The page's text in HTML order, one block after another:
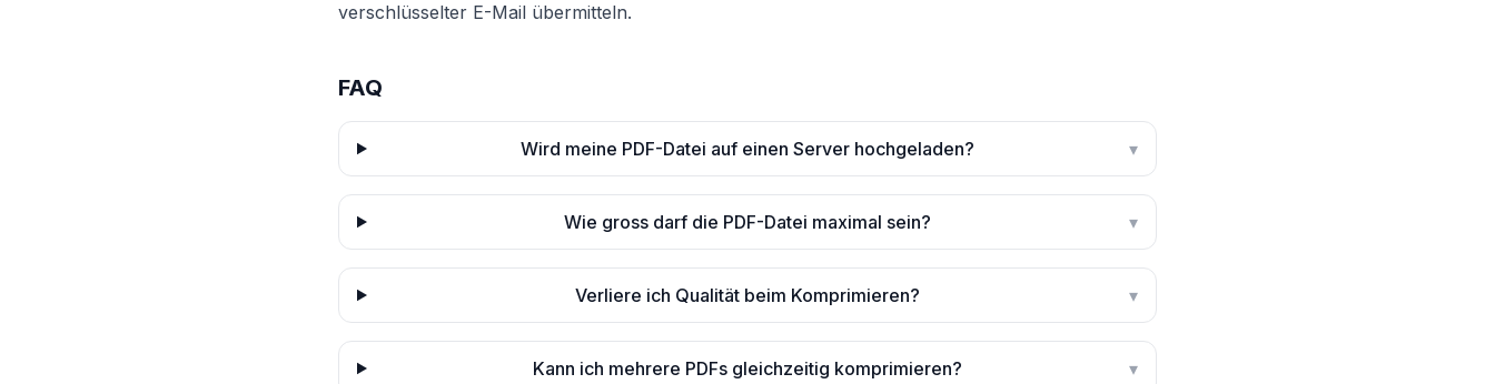
verschlüsselter E-Mail übermitteln.
FAQ
Wird meine PDF-Datei auf einen Server hochgeladen? ▾
Wie gross darf die PDF-Datei maximal sein? ▾
Verliere ich Qualität beim Komprimieren? ▾
Kann ich mehrere PDFs gleichzeitig komprimieren? ▾